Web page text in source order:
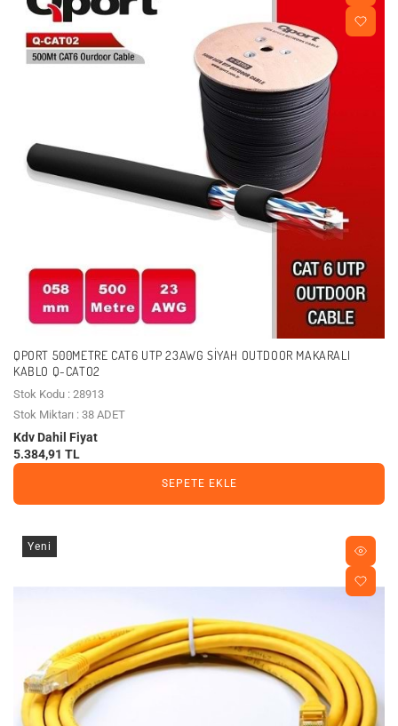
QPORT 500METRE CAT6 UTP 23AWG SIYAH OUTDOOR MAKARALI
KABLO Q-CATO2
Stok Kodu : 28913
Stok Miktarı : 38 ADET
Kdv Dahil Fiyat
5.384,91 TL
SEPETE EKLE
Yeni